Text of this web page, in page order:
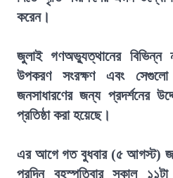
করেন।
জুলাই গণঅভ্যুত্থানের বিভিন্ন
উপকরণ সংরক্ষণ এবং সেগুলো
জনসাধারণের জন্য প্রদর্শনের
প্রতিষ্ঠা করা হয়েছে।
এর আগে গত বুধবার (৫ আগস্ট)
পরদিন বৃহস্পতিবার সকাল ১১টা